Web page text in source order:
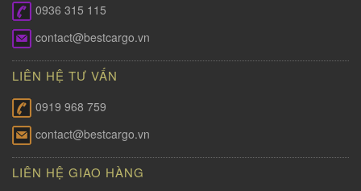
0936 315 115
contact@bestcargo.vn
LIÊN HỆ TƯ VẤN
0919 968 759
contact@bestcargo.vn
LIÊN HỆ GIAO HÀNG